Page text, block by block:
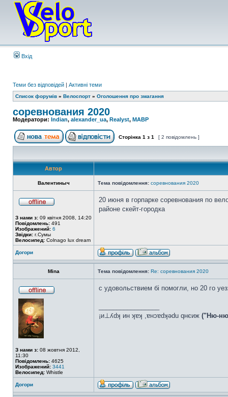
Вхід
Теми без відповідей | Активні теми
Список форумів » Велоспорт » Оголошення про змагання
соревнования 2020
Модератори: Indian, alexander_ua, Realyst, MABP
Сторінка 1 з 1 [ 2 повідомлень ]
Автор
Валентиныч Тема повідомлення: соревнования 2020
З нами з: 09 квітня 2008, 14:20
Повідомлень: 491
Изображений: 6
Звідки: г.Сумы
Велосипед: Colnago lux dream
20 июня в горпарке соревнования по
районе скейт-городка
Догори
Mina Тема повідомлення: Re: соревнования 2020
З нами з: 08 жовтня 2012,
11:30
Повідомлень: 4625
Изображений: 3441
Велосипед: Whistle
с удовольствием бі помогли, но 20 го
¡и⊥ʎdʞ ин ʞɐʞ ,ɐнɔɐdʞǝdu qнєиж ("Ню-
Догори